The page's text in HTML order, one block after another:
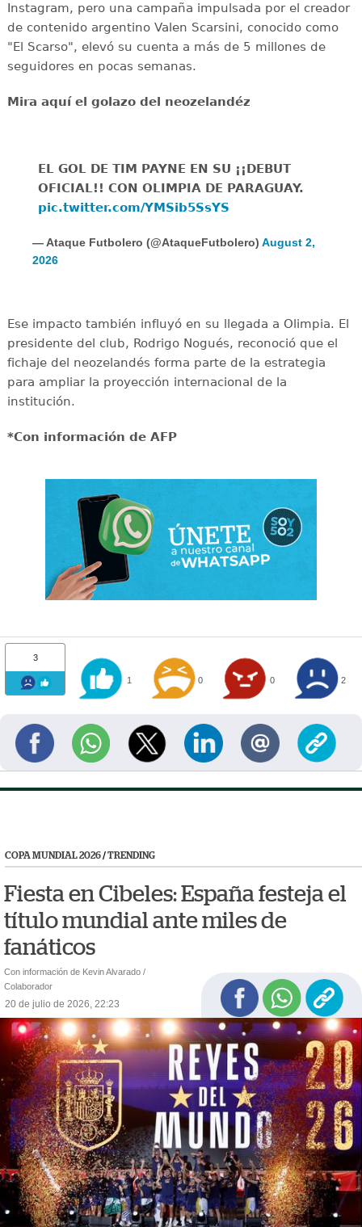
Instagram, pero una campaña impulsada por el creador
de contenido argentino Valen Scarsini, conocido como
"El Scarso", elevó su cuenta a más de 5 millones de
seguidores en pocas semanas.
Mira aquí el golazo del neozelandéz
EL GOL DE TIM PAYNE EN SU ¡¡DEBUT
OFICIAL!! CON OLIMPIA DE PARAGUAY.
pic.twitter.com/YMSib5SsYS
— Ataque Futbolero (@AtaqueFutbolero) August 2,
2026
Ese impacto también influyó en su llegada a Olimpia. El
presidente del club, Rodrigo Nogués, reconoció que el
fichaje del neozelandés forma parte de la estrategia
para ampliar la proyección internacional de la
institución.
*Con información de AFP
3
1 0 0 2
COPA MUNDIAL 2026/TRENDING
Fiesta en Cibeles: España festeja el
título mundial ante miles de
fanáticos
Con información de Kevin Alvarado /
Colaborador
20 de julio de 2026, 22:23